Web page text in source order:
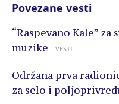
Povezane vesti
“Raspevano Kale”
muzike
VESTI
Održana prva
za selo i